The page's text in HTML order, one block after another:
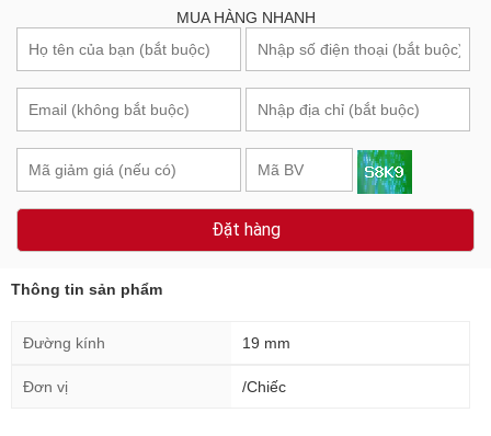
MUA HÀNG NHANH
Đặt hàng
Thông tin sản phẩm
Đường kính 19 mm
Đơn vị /Chiếc